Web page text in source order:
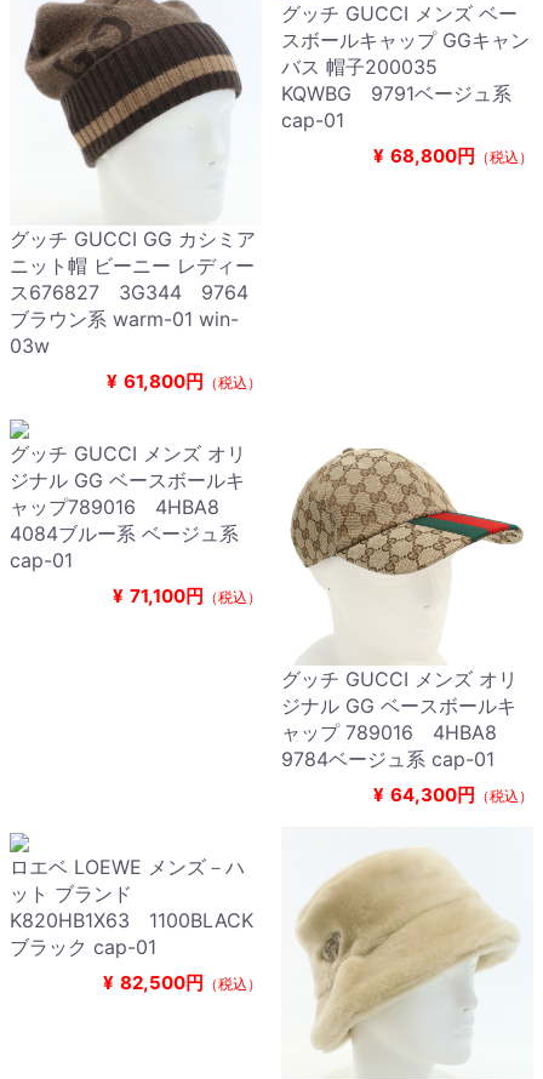
グッチ GUCCI GG カシミア
ニット帽 ビーニー レディー
ス676827 3G344 9764
ブラウン系 warm-01 win-
03w
¥ 61,800円 （税込）
グッチ GUCCI メンズ ベー
スボールキャップ GGキャン
バス 帽子200035
KQWBG 9791ベージュ系
cap-01
¥ 68,800円 （税込）
グッチ GUCCI メンズ オリ
ジナル GG ベースボールキ
ャップ789016 4HBA8
4084ブルー系 ベージュ系
cap-01
¥ 71,100円 （税込）
グッチ GUCCI メンズ オリ
ジナル GG ベースボールキ
ャップ 789016 4HBA8
9784ベージュ系 cap-01
¥ 64,300円 （税込）
ロエベ LOEWE メンズ－ハ
ット ブランド
K820HB1X63 1100BLACK
ブラック cap-01
¥ 82,500円 （税込）